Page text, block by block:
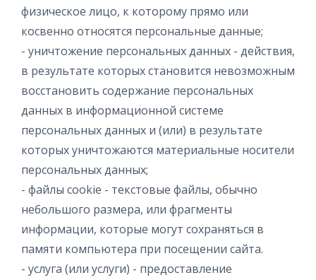
физическое лицо, к которому прямо или
косвенно относятся персональные данные;
- уничтожение персональных данных - действия,
в результате которых становится невозможным
восстановить содержание персональных
данных в информационной системе
персональных данных и (или) в результате
которых уничтожаются материальные носители
персональных данных;
- файлы cookie - текстовые файлы, обычно
небольшого размера, или фрагменты
информации, которые могут сохраняться в
памяти компьютера при посещении сайта.
- услуга (или услуги) - предоставление